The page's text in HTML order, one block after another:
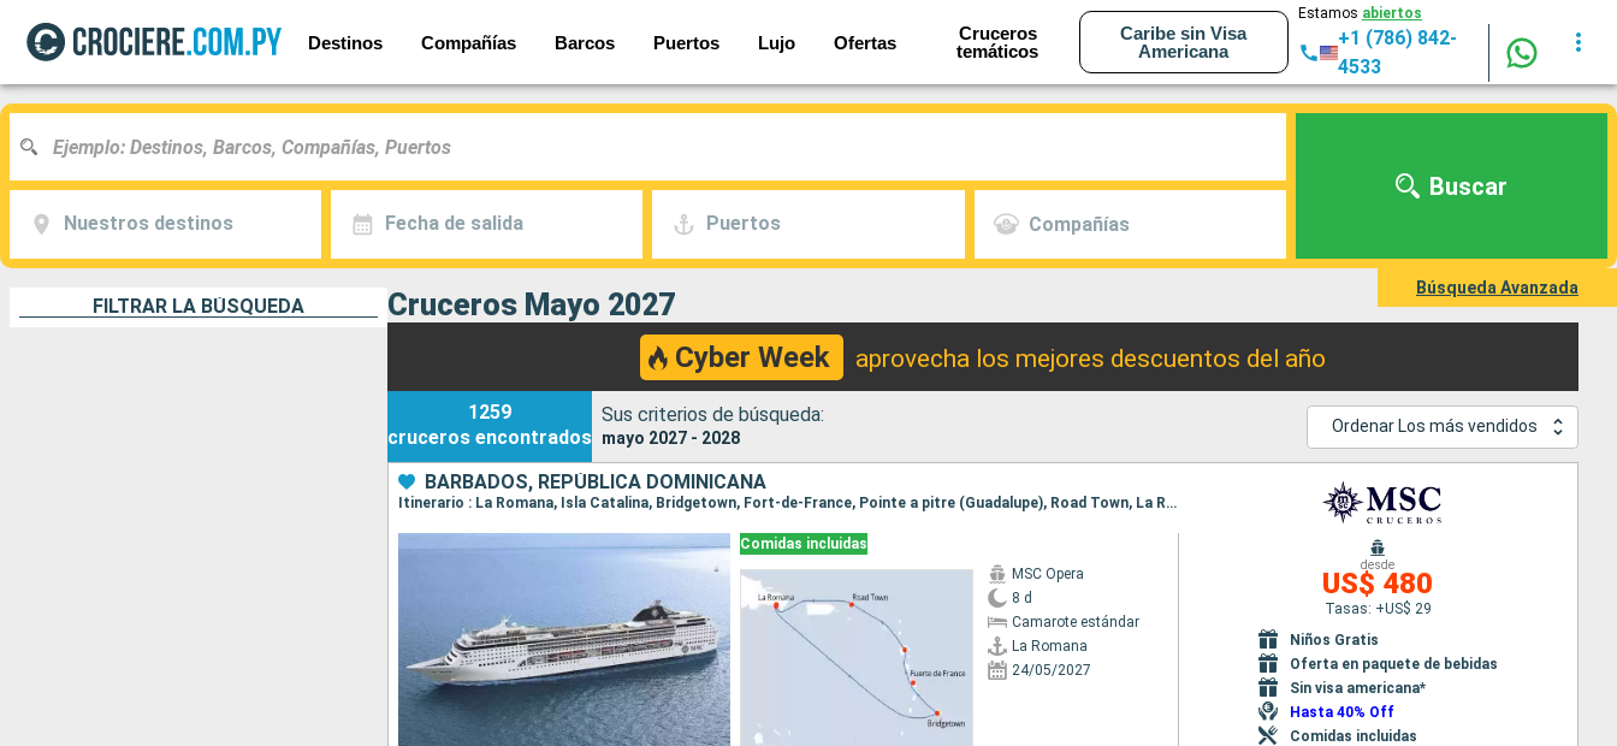
Destinos Compañías Barcos Puertos Lujo Ofertas
Cruceros
temáticos
Caribe sin Visa
Americana
Estamos abiertos
+1 (786) 842-
4533
Nuestros destinos Fecha de salida Puertos Compañías
Buscar
Búsqueda Avanzada
FILTRAR LA BÚSQUEDA Cruceros Mayo 2027
Cyber Week aprovecha los mejores descuentos del año
1259
cruceros encontrados
Sus criterios de búsqueda:
mayo 2027 - 2028
Ordenar Los más vendidos
BARBADOS, REPÚBLICA DOMINICANA
Itinerario : La Romana, Isla Catalina, Bridgetown, Fort-de-France, Pointe a pitre (Guadalupe), Road Town, La Romana
Comidas incluidas
MSC Opera
8 d
Camarote estándar
La Romana
24/05/2027
desde
US$ 480
Tasas: +US$ 29
Niños Gratis
Oferta en paquete de bebidas
Sin visa americana*
Hasta 40% Off
Comidas incluidas